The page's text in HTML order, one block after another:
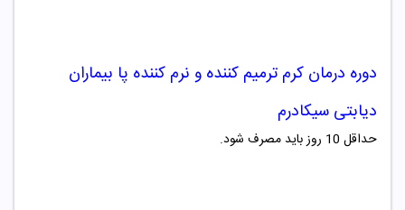
دوره درمان کرم ترمیم کننده و نرم کننده پا بیماران
دیابتی سیکادرم
حداقل 10 روز باید مصرف شود.